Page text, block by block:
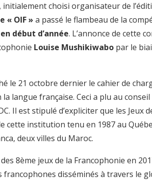
choisi organisateur de
« OIF » a passé le flambeau de la
début d’année. L’annonce de cette
Louise Mushikiwabo par le
le 21 octobre dernier le cahier de
langue française. Ceci a plu au
Il est stipulé d’expliciter que les Jeux
institution tenu en 1987 au
deux villes du Maroc.
8ème jeux de la Francophonie en
disséminés à travers le